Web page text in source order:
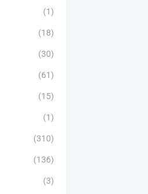
(1)
(18)
(30)
(61)
(15)
(1)
(310)
(136)
(3)